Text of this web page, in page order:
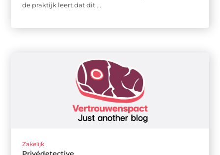
de praktijk leert dat dit ...
Zakelijk